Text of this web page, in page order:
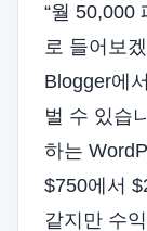
“월 50,000
로 들어보
Blogger에
벌 수 있습
하는
$750에서
같지만 수